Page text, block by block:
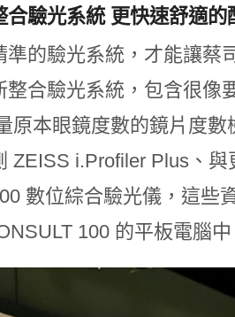
驗光系統 更快速舒適的
的驗光系統，才能讓蔡
合驗光系統，包含很像
原本眼鏡度數的鏡片度
ZEISS i.Profiler Plus、
數位綜合驗光儀，這些
100 的平板電腦